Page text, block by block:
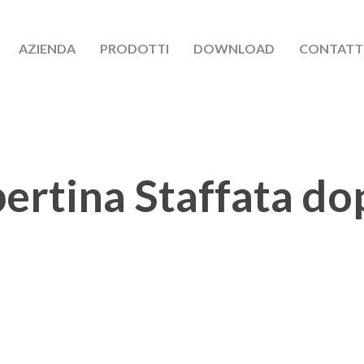
AZIENDA PRODOTTI DOWNLOAD
Staffata